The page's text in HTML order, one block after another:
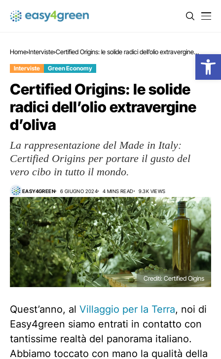
Home Interviste Certified Origins: le solide radici dell’olio extravergine
Interviste Green Economy
Certified Origins: le solide
radici dell’olio extravergine
d’oliva
La rappresentazione del Made in Italy:
Certified Origins per portare il gusto del
vero cibo in tutto il mondo.
EASY4GREEN 6 GIUGNO 2024 4 MINS READ 9.3K VIEWS
Crediti: Certified Oigins
Quest’anno, al Villaggio per la Terra, noi di
Easy4green siamo entrati in contatto con
tantissime realtà del panorama italiano.
Abbiamo toccato con mano la qualità della